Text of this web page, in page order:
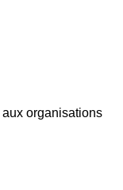
organisations